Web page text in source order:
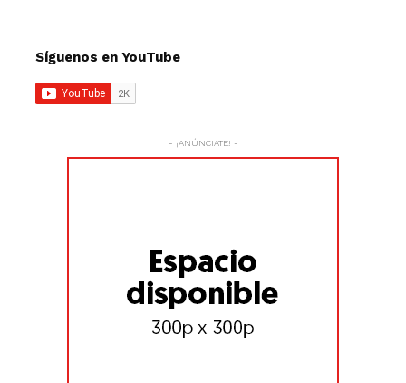
Síguenos en YouTube
- ¡ANÚNCIATE! -